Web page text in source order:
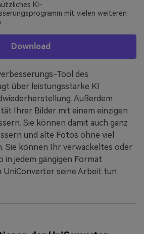
KI-
mit vielen weiteren
Download
Tool des
über leistungsstarke KI
Außerdem
Ihrer Bilder mit einem einzigen
Sie können damit auch ganz
und alte Fotos ohne viel
Sie können Ihr verwackeltes oder
in jedem gängigen Format
UniConverter seine Arbeit tun